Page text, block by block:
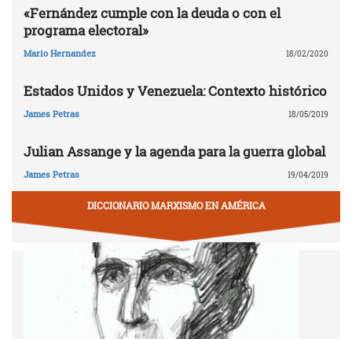
«Fernández cumple con la deuda o con el
programa electoral»
Mario Hernandez 18/02/2020
Estados Unidos y Venezuela: Contexto histórico
James Petras 18/05/2019
Julian Assange y la agenda para la guerra global
James Petras 19/04/2019
DICCIONARIO MARXISMO EN AMÉRICA